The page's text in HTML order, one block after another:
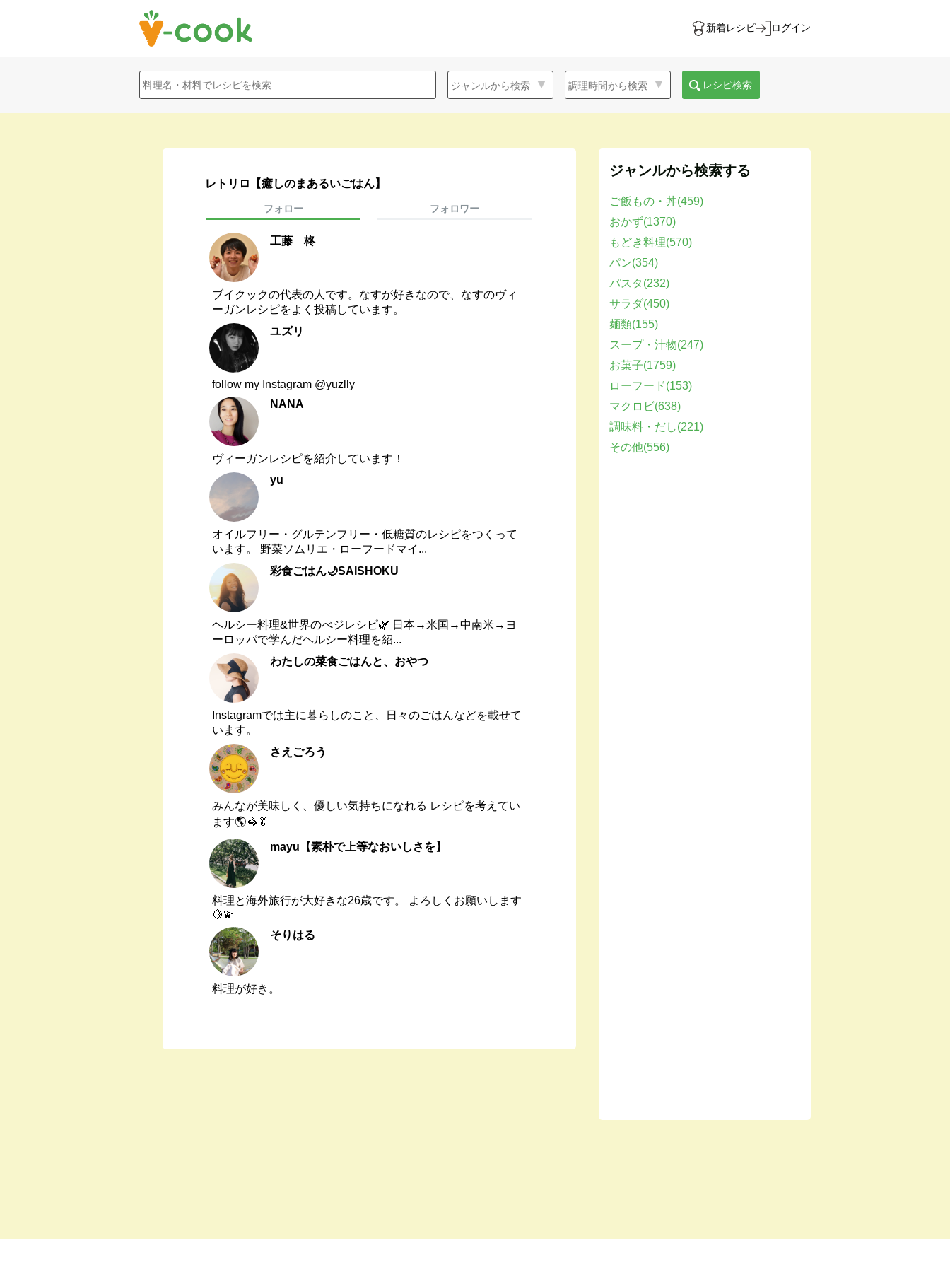
新着レシピ ログイン
レシピ検索
レトリロ【癒しのまあるいごはん】
フォロー フォロワー
工藤 柊
ブイクックの代表の人です。なすが好きなので、なすのヴィ
ーガンレシピをよく投稿しています。
ユズリ
follow my Instagram @yuzlly
NANA
ヴィーガンレシピを紹介しています！
yu
オイルフリー・グルテンフリー・低糖質のレシピをつくって
います。 野菜ソムリエ・ローフードマイ...
彩食ごはん🌙SAISHOKU
ヘルシー料理&世界のべジレシピ🌿 日本→米国→中南米→ヨ
ーロッパで学んだヘルシー料理を紹...
わたしの菜食ごはんと、おやつ
Instagramでは主に暮らしのこと、日々のごはんなどを載せて
います。
さえごろう
みんなが美味しく、優しい気持ちになれる レシピを考えてい
ます🌎🦓🥬
mayu【素朴で上等なおいしさを】
料理と海外旅行が大好きな26歳です。 よろしくお願いします
🍋💫
そりはる
料理が好き。
ジャンルから検索する
ご飯もの・丼(459)
おかず(1370)
もどき料理(570)
パン(354)
パスタ(232)
サラダ(450)
麺類(155)
スープ・汁物(247)
お菓子(1759)
ローフード(153)
マクロビ(638)
調味料・だし(221)
その他(556)